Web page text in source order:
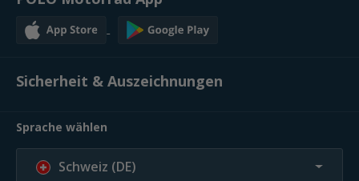
Sicherheit & Auszeichnungen
Sprache wählen
Schweiz (DE)